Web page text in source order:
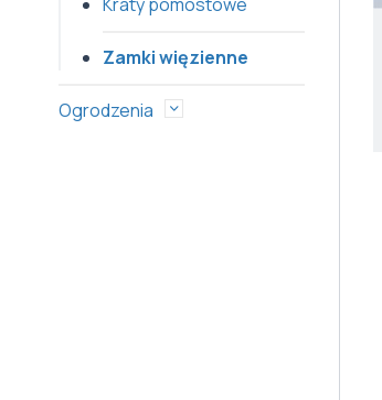
Zamki więzienne
Ogrodzenia